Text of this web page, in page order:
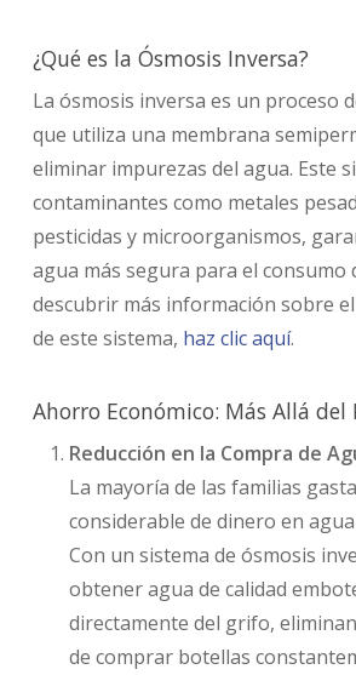
¿Qué es la Ósmosis Inversa?
La ósmosis inversa es un proceso
que utiliza una membrana
eliminar impurezas del agua. Este
contaminantes como metales
pesticidas y microorganismos,
agua más segura para el consumo
descubrir más información sobre
de este sistema, haz clic aquí.
Ahorro Económico: Más Allá del
Reducción en la Compra de
La mayoría de las familias
considerable de dinero en
Con un sistema de ósmosis
obtener agua de calidad
directamente del grifo,
de comprar botellas